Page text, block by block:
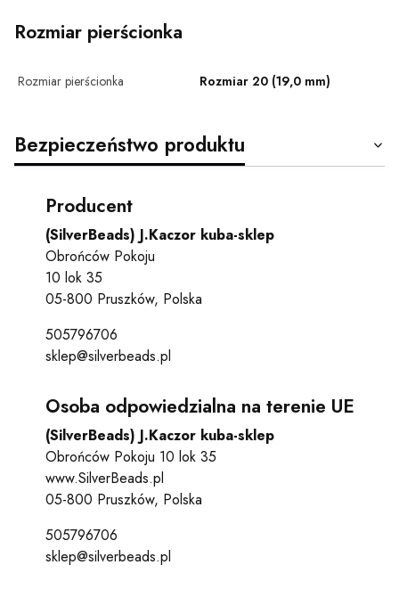
Rozmiar pierścionka
Rozmiar pierścionka Rozmiar 20 (19,0 mm)
Bezpieczeństwo produktu
Producent
(SilverBeads) J.Kaczor kuba-sklep
Obrońców Pokoju
10 lok 35
05-800 Pruszków, Polska
505796706
sklep@silverbeads.pl
Osoba odpowiedzialna na terenie UE
(SilverBeads) J.Kaczor kuba-sklep
Obrońców Pokoju 10 lok 35
www.SilverBeads.pl
05-800 Pruszków, Polska
505796706
sklep@silverbeads.pl